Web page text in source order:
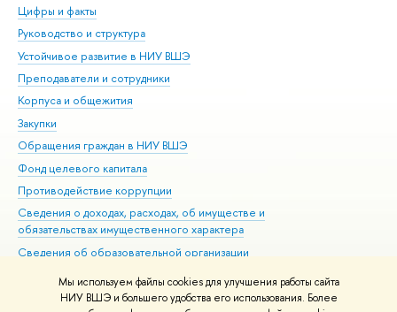
Мы используем файлы cookies для улучшения работы сайта
НИУ ВШЭ и большего удобства его использования. Более
Цифры и факты
Руководство и структура
Устойчивое развитие в НИУ ВШЭ
Преподаватели и сотрудники
Корпуса и общежития
Закупки
Обращения граждан в НИУ ВШЭ
Фонд целевого капитала
Противодействие коррупции
Сведения о доходах, расходах, об имуществе и
обязательствах имущественного характера
Сведения об образовательной организации
Людям с ограниченными возможностями здоровья
Единая платежная страница